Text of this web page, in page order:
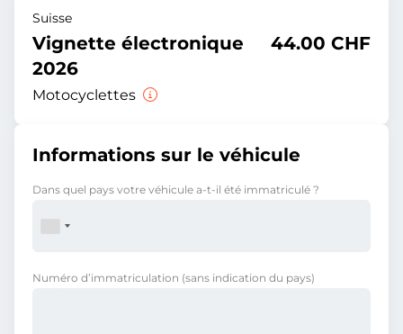
Suisse
Vignette électronique
2026
Motocyclettes
44.00 CHF
Informations sur le véhicule
Dans quel pays votre véhicule a-t-il été immatriculé ?
Numéro d’immatriculation (sans indication du pays)